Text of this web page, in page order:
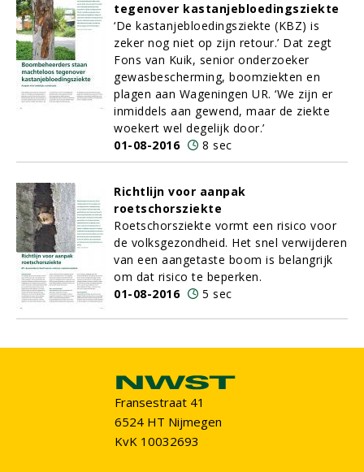
tegenover kastanjebloedingsziekte
‘De kastanjebloedingsziekte (KBZ) is
zeker nog niet op zijn retour.’ Dat zegt
Fons van Kuik, senior onderzoeker
gewasbescherming, boomziekten en
plagen aan Wageningen UR. ‘We zijn er
inmiddels aan gewend, maar de ziekte
woekert wel degelijk door.’
01-08-2016
8 sec
Richtlijn voor aanpak
roetschorsziekte
Roetschorsziekte vormt een risico voor
de volksgezondheid. Het snel verwijderen
van een aangetaste boom is belangrijk
om dat risico te beperken.
01-08-2016
5 sec
Fransestraat 41
6524 HT Nijmegen
KvK 10032693